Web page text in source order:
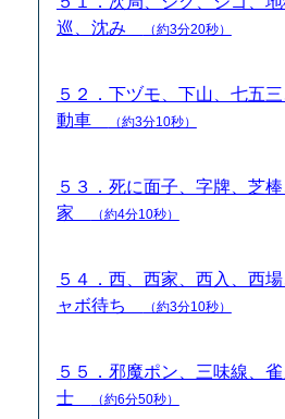
巡、沈み
（約3分20秒）
５２．下ヅモ、下山、七五
動車
（約3分10秒）
５３．死に面子、字牌、芝
家
（約4分10秒）
５４．西、西家、西入、西
ャボ待ち
（約3分10秒）
５５．邪魔ポン、三味線、
士
（約6分50秒）